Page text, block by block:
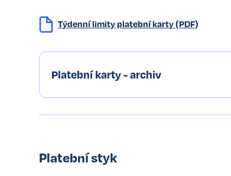
Týdenní limity platební karty (PDF)
Platební karty - archiv
Platební styk